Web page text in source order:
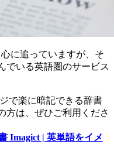
に追っていますが、そ
でいる英語圏のサービス
で楽に暗記できる辞書
方は、ぜひご利用くださ
Imagict | 英単語をイメ